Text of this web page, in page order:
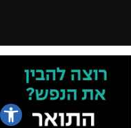
פתח